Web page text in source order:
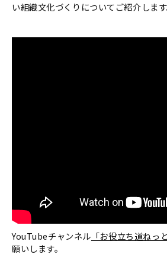
い組織文化づくりについてご紹介します
YouTubeチャンネル 「お役立ち道ねっと
願いします。